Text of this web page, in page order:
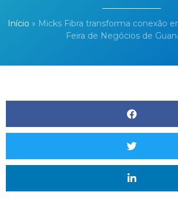
Início » Micks Fibra transforma conexão
Feira de Negócios de